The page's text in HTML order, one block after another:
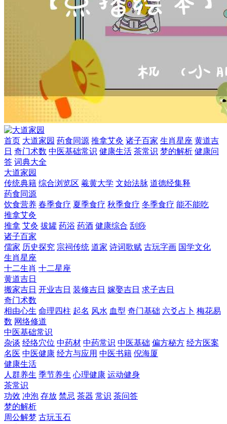
首页 大道家园 药食同源 推拿艾灸 诸子百家 生肖星座 黄道吉
日 奇门术数 中医基础常识 健康生活 茶常识 梦的解析 健康问
答 词典大全
大道家园
传统典籍 综合浏览区 羲黄大学 文始法脉 道德经集释
药食同源
饮食营养 春季食疗 夏季食疗 秋季食疗 冬季食疗 能不能吃
推拿艾灸
推拿 艾灸 拔罐 药浴 药酒 健康综合 刮痧
诸子百家
儒家 历史探究 宗祠传统 道家 诗词歌赋 古玩字画 国学文化
生肖星座
十二生肖 十二星座
黄道吉日
搬家吉日 开业吉日 装修吉日 嫁娶吉日 求子吉日
奇门术数
相由心生 命理四柱 起名 风水 血型 奇门基础 六爻占卜 梅花易
数 网络修道
中医基础常识
杂谈 经络穴位 中药材 中药常识 中医基础 偏方秘方 经方医案
名医 中医健康 经方与应用 中医书籍 倪海厦
健康生活
人群养生 季节养生 心理健康 运动健身
茶常识
功效 冲泡 存放 禁忌 茶器 常识 茶问答
梦的解析
周公解梦 古玩玉石